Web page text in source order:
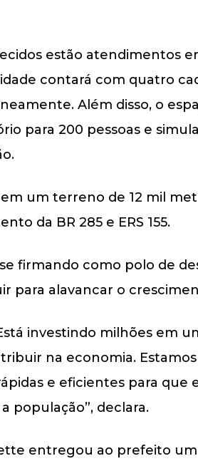
estão atendimentos
contará com quatro
Além disso, o
para 200 pessoas e
um terreno de 12 mil
da BR 285 e ERS 155.
firmando como polo de
para alavancar o
investindo milhões em
na economia.
e eficientes para que
população”, declara.
entregou ao prefeito